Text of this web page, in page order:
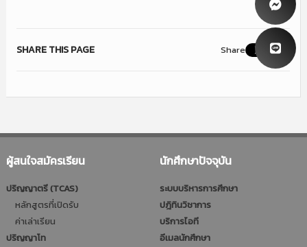
Share
SHARE THIS PAGE
ผู้สนใจสมัครเรียน
ปริญญาตรี (TCAS)
หลักสูตรที่เปิดรับ
ค่าเล่าเรียน
ปริญญาโท
นักศึกษาปัจจุบัน
ระบบบริหารการศึกษา
ปฎิทินวิชาการ
บริการไอที
อีเมลนักศึกษา